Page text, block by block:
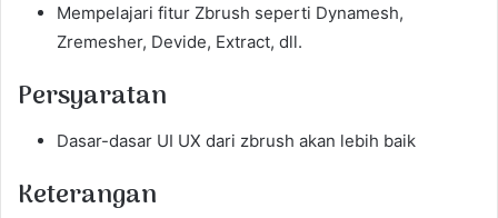
Mempelajari fitur Zbrush seperti Dynamesh,
Zremesher, Devide, Extract, dll.
Persyaratan
Dasar-dasar UI UX dari zbrush akan lebih baik
Keterangan